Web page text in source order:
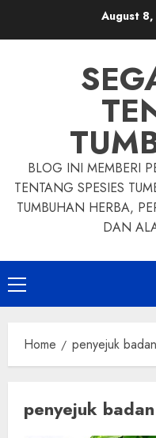
August
BLOG INI MEMBERI
TENTANG SPESIES
TUMBUHAN HERBA,
DAN
Primary
Menu
Home penyejuk badan
penyejuk badan